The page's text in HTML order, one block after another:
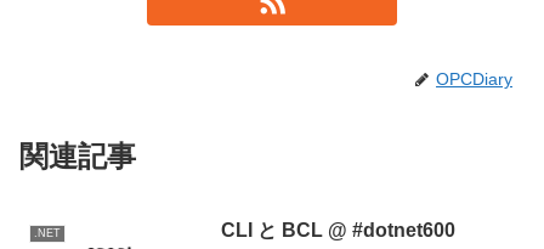
OPCDiary
関連記事
.NET CLI と BCL @ #dotnet600